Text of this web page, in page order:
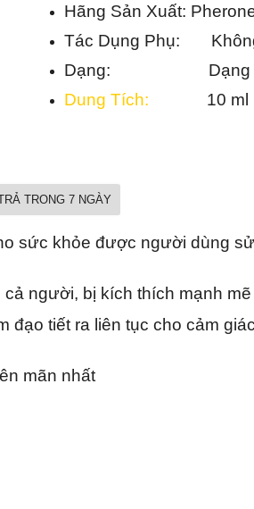
Hãng Sản Xuất:
Tác Dụng Phụ:
Dạng: Dạng
Dung Tích:
10 ml
TRONG 7 NGÀY
sức khỏe được người dùng
người, bị kích thích mạnh
đạo tiết ra liên tục cho cảm
mãn nhất